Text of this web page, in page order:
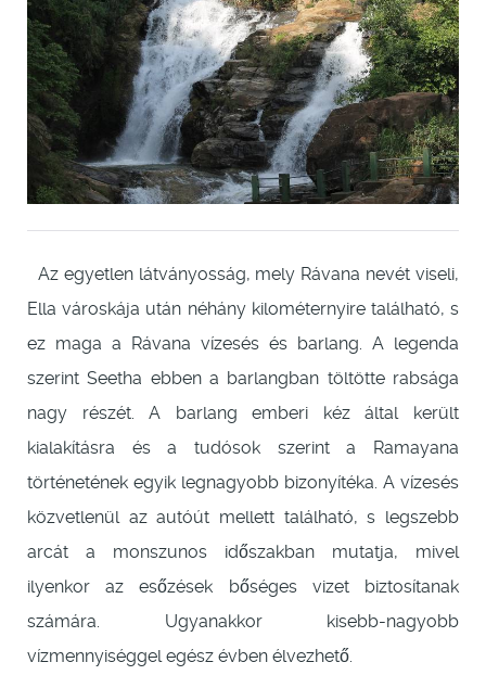
Az egyetlen látványosság, mely Rávana nevét viseli,
Ella városkája után néhány kilométernyire található, s
ez maga a Rávana vízesés és barlang. A legenda
szerint Seetha ebben a barlangban töltötte rabsága
nagy részét. A barlang emberi kéz által került
kialakításra és a tudósok szerint a Ramayana
történetének egyik legnagyobb bizonyítéka. A vízesés
közvetlenül az autóút mellett található, s legszebb
arcát a monszunos időszakban mutatja, mivel
ilyenkor az esőzések bőséges vizet biztosítanak
számára. Ugyanakkor kisebb-nagyobb
vízmennyiséggel egész évben élvezhető.